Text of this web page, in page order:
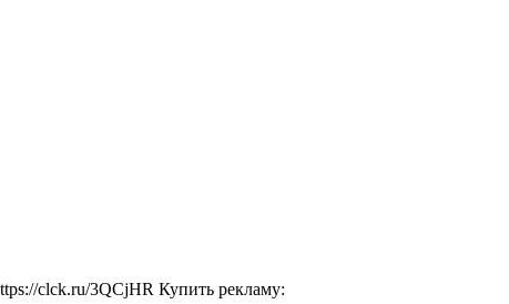
clck.ru/3QCjHR Купить рекламу: